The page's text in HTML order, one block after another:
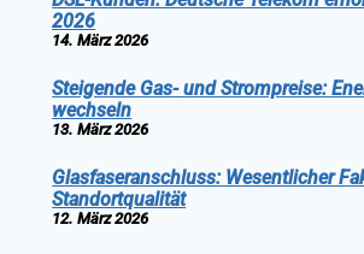
2026
14. März 2026
Steigende Gas- und Strompreise:
wechseln
13. März 2026
Glasfaseranschluss: Wesentlicher
Standortqualität
12. März 2026